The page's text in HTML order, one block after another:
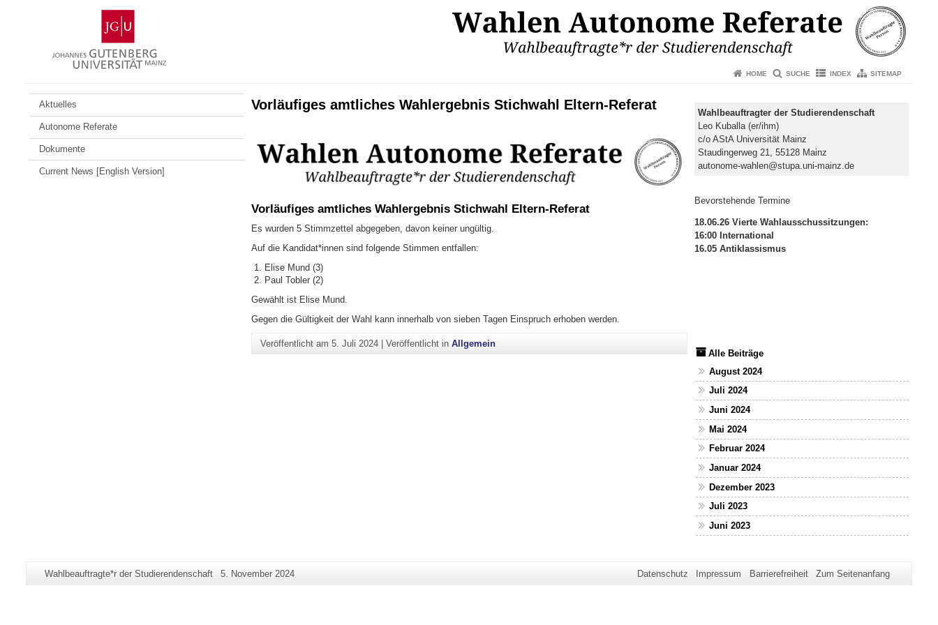
Gutenberg-
Universität
Mainz
HOME SUCHE INDEX SITEMAP
Aktuelles
Autonome Referate
Dokumente
Current News [English Version]
Vorläufiges amtliches Wahlergebnis Stichwahl Eltern-Referat
Vorläufiges amtliches Wahlergebnis Stichwahl Eltern-Referat
Es wurden 5 Stimmzettel abgegeben, davon keiner ungültig.
Auf die Kandidat*innen sind folgende Stimmen entfallen:
Elise Mund (3)
Paul Tobler (2)
Gewählt ist Elise Mund.
Gegen die Gültigkeit der Wahl kann innerhalb von sieben Tagen Einspruch erhoben werden.
Veröffentlicht am5. Juli 2024 |Veröffentlicht inAllgemein
Wahlbeauftragter der Studierendenschaft
Leo Kuballa (er/ihm)
c/o AStA Universität Mainz
Staudingerweg 21, 55128 Mainz
autonome-wahlen@stupa.uni-mainz.de
Bevorstehende Termine
18.06.26 Vierte Wahlausschussitzungen:
16:00 International
16.05 Antiklassismus
Alle Beiträge
August 2024
Juli 2024
Juni 2024
Mai 2024
Februar 2024
Januar 2024
Dezember 2023
Juli 2023
Juni 2023
Zusätzliche
Seiten-
Wahlbeauftragte*r der Studierendenschaft
Letzte
5. November 2024 Datenschutz Impressum Barrierefreiheit Zum Seitenanfang